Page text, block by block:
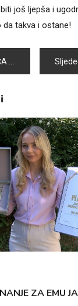
još ljepša i
takva i ostane!
ZA EMU